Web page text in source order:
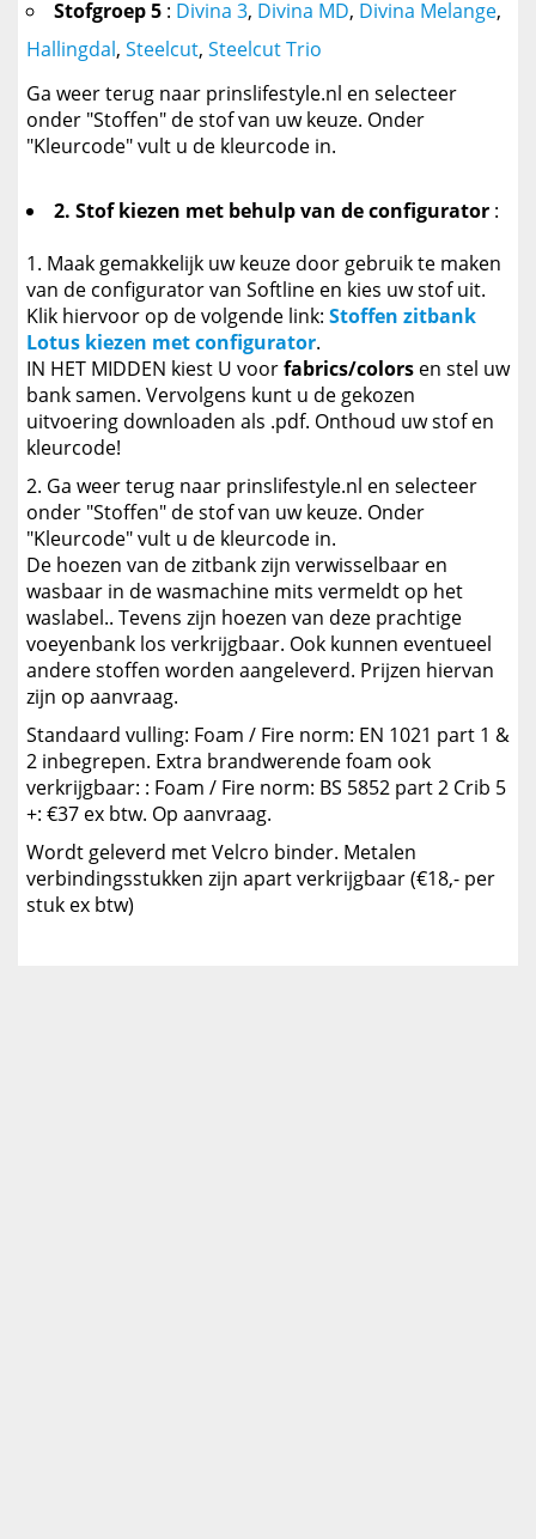
Stofgroep 5 : Divina 3, Divina MD, Divina Melange,
Hallingdal, Steelcut, Steelcut Trio
Ga weer terug naar prinslifestyle.nl en selecteer
onder "Stoffen" de stof van uw keuze. Onder
"Kleurcode" vult u de kleurcode in.
2. Stof kiezen met behulp van de configurator :
Maak gemakkelijk uw keuze door gebruik te maken
van de configurator van Softline en kies uw stof uit.
Klik hiervoor op de volgende link: Stoffen zitbank
Lotus kiezen met configurator.
IN HET MIDDEN kiest U voorfabrics/colors en stel uw
bank samen. Vervolgens kunt u de gekozen
uitvoering downloaden als .pdf. Onthoud uw stof en
kleurcode!
Ga weer terug naar prinslifestyle.nl en selecteer
onder "Stoffen" de stof van uw keuze. Onder
"Kleurcode" vult u de kleurcode in.
De hoezen van de zitbank zijn verwisselbaar en
wasbaar in de wasmachine mits vermeldt op het
waslabel.. Tevens zijn hoezen van deze prachtige
voeyenbank los verkrijgbaar. Ook kunnen eventueel
andere stoffen worden aangeleverd. Prijzen hiervan
zijn op aanvraag.
Standaard vulling: Foam / Fire norm: EN 1021 part 1 &
2 inbegrepen. Extra brandwerende foam ook
verkrijgbaar: : Foam / Fire norm: BS 5852 part 2 Crib 5
+: €37 ex btw. Op aanvraag.
Wordt geleverd met Velcro binder. Metalen
verbindingsstukken zijn apart verkrijgbaar (€18,- per
stuk ex btw)